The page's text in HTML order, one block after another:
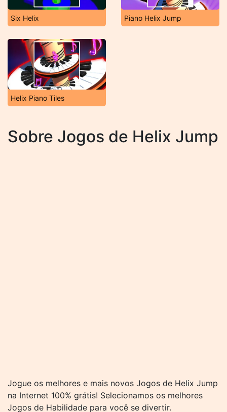
Six Helix Piano Helix Jump
Helix Piano Tiles
Sobre Jogos de Helix Jump
Jogue os melhores e mais novos Jogos de Helix Jump
na Internet 100% grátis! Selecionamos os melhores
Jogos de Habilidade para você se divertir.